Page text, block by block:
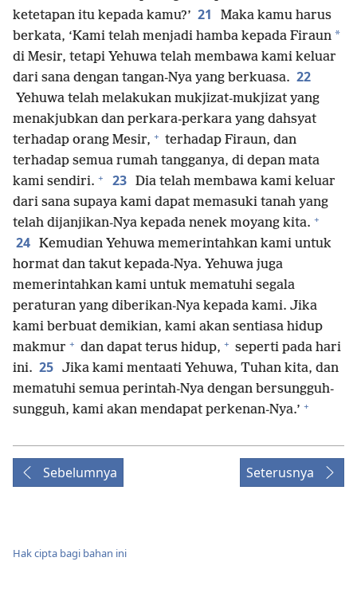
ketetapan itu kepada kamu?’ 21
Maka kamu harus
berkata, ‘Kami telah menjadi hamba kepada Firaun *
di Mesir, tetapi Yehuwa telah membawa kami keluar
dari sana dengan tangan-Nya yang berkuasa. 22
Yehuwa telah melakukan mukjizat-mukjizat yang
menakjubkan dan perkara-perkara yang dahsyat
terhadap orang Mesir, + terhadap Firaun, dan
terhadap semua rumah tangganya, di depan mata
kami sendiri. + 23 Dia telah membawa kami keluar
dari sana supaya kami dapat memasuki tanah yang
telah dijanjikan-Nya kepada nenek moyang kita. +
24 Kemudian Yehuwa memerintahkan kami untuk
hormat dan takut kepada-Nya. Yehuwa juga
memerintahkan kami untuk mematuhi segala
peraturan yang diberikan-Nya kepada kami. Jika
kami berbuat demikian, kami akan sentiasa hidup
makmur + dan dapat terus hidup, + seperti pada hari
ini. 25 Jika kami mentaati Yehuwa, Tuhan kita, dan
mematuhi semua perintah-Nya dengan bersungguh-
sungguh, kami akan mendapat perkenan-Nya.’ +
Sebelumnya Seterusnya
Hak cipta bagi bahan ini